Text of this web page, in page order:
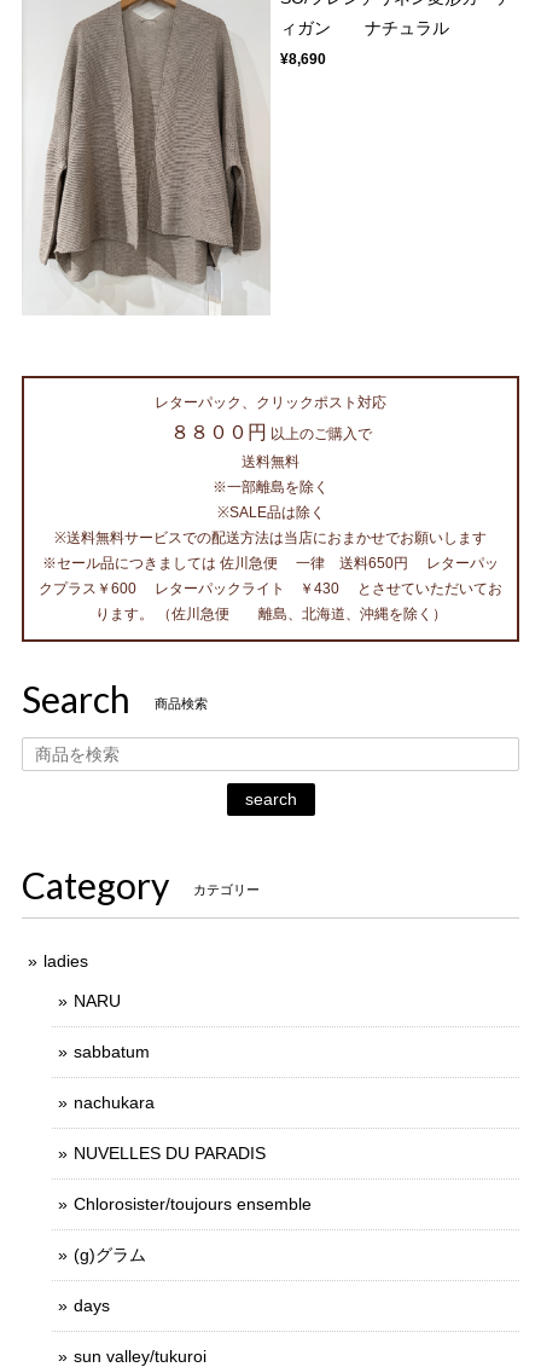
ィガン ナチュラル
¥8,690
レターパック、クリックポスト対応
８８００円 以上のご購入で
送料無料
※一部離島を除く
※SALE品は除く
※送料無料サービスでの配送方法は当店におまかせでお願いします
※セール品につきましては 佐川急便 一律 送料650円 レターパッ
クプラス￥600 レターパックライト ￥430 とさせていただいてお
ります。 （佐川急便 離島、北海道、沖縄を除く）
Search 商品検索
search
Category カテゴリー
ladies
NARU
sabbatum
nachukara
NUVELLES DU PARADIS
Chlorosister/toujours ensemble
(g)グラム
days
sun valley/tukuroi